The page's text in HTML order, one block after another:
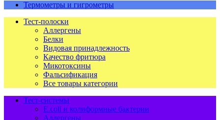
Термометры и гигрометры
Тест-полоски
Аллергены
Белки
Видовая принадлежность
Качество фритюра
Микотоксины
Фальсификация
Все товары категории
Тест-системы
E.coli и колиформные бактерии
Аллергены